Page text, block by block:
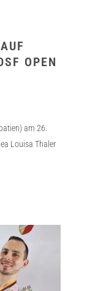
OPEN
am 26.
Louisa Thaler